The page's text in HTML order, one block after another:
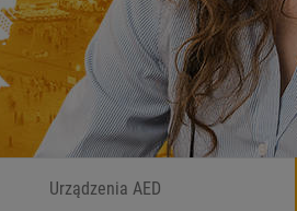
Urządzenia AED